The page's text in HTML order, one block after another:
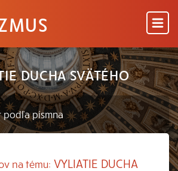
DUCHA SVÄTÉHO
na tému: VYLIATIE DUCHA